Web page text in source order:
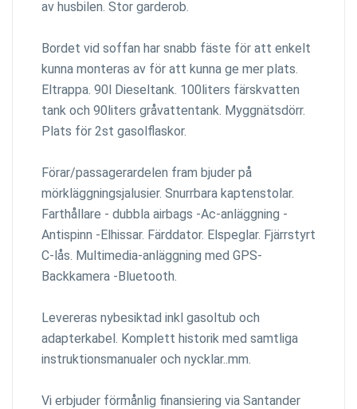
av husbilen. Stor garderob.
Bordet vid soffan har snabb fäste för att enkelt
kunna monteras av för att kunna ge mer plats.
Eltrappa. 90l Dieseltank. 100liters färskvatten
tank och 90liters gråvattentank. Myggnätsdörr.
Plats för 2st gasolflaskor.
Förar/passagerardelen fram bjuder på
mörkläggningsjalusier. Snurrbara kaptenstolar.
Farthållare - dubbla airbags -Ac-anläggning -
Antispinn -Elhissar. Färddator. Elspeglar. Fjärrstyrt
C-lås. Multimedia-anläggning med GPS-
Backkamera -Bluetooth.
Levereras nybesiktad inkl gasoltub och
adapterkabel. Komplett historik med samtliga
instruktionsmanualer och nycklar..mm.
Vi erbjuder förmånlig finansiering via Santander